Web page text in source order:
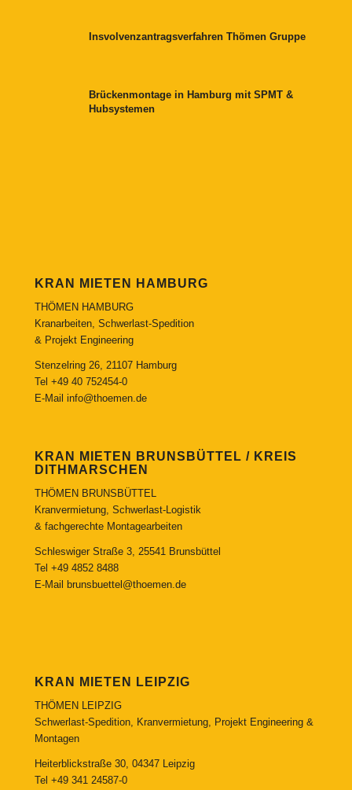
Insvolvenzantragsverfahren Thömen Gruppe
Brückenmontage in Hamburg mit SPMT &
Hubsystemen
KRAN MIETEN HAMBURG
THÖMEN HAMBURG
Kranarbeiten, Schwerlast-Spedition
& Projekt Engineering
Stenzelring 26, 21107 Hamburg
Tel +49 40 752454-0
E-Mail info@thoemen.de
KRAN MIETEN BRUNSBÜTTEL / KREIS
DITHMARSCHEN
THÖMEN BRUNSBÜTTEL
Kranvermietung, Schwerlast-Logistik
& fachgerechte Montagearbeiten
Schleswiger Straße 3, 25541 Brunsbüttel
Tel +49 4852 8488
E-Mail
brunsbuettel@thoemen.de
KRAN MIETEN LEIPZIG
THÖMEN LEIPZIG
Schwerlast-Spedition, Kranvermietung, Projekt Engineering &
Montagen
Heiterblickstraße 30, 04347 Leipzig
Tel +49 341 24587-0